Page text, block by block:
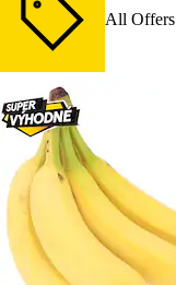
All Offers